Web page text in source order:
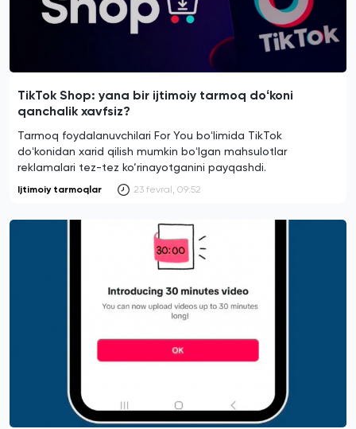
TikTok Shop: yana bir ijtimoiy tarmoq doʻkoni
qanchalik xavfsiz?
Tarmoq foydalanuvchilari For You boʻlimida TikTok
doʻkonidan xarid qilish mumkin boʻlgan mahsulotlar
reklamalari tez-tez ko‘rinayotganini payqashdi.
Ijtimoiy tarmoqlar 23 fevral, 09:52